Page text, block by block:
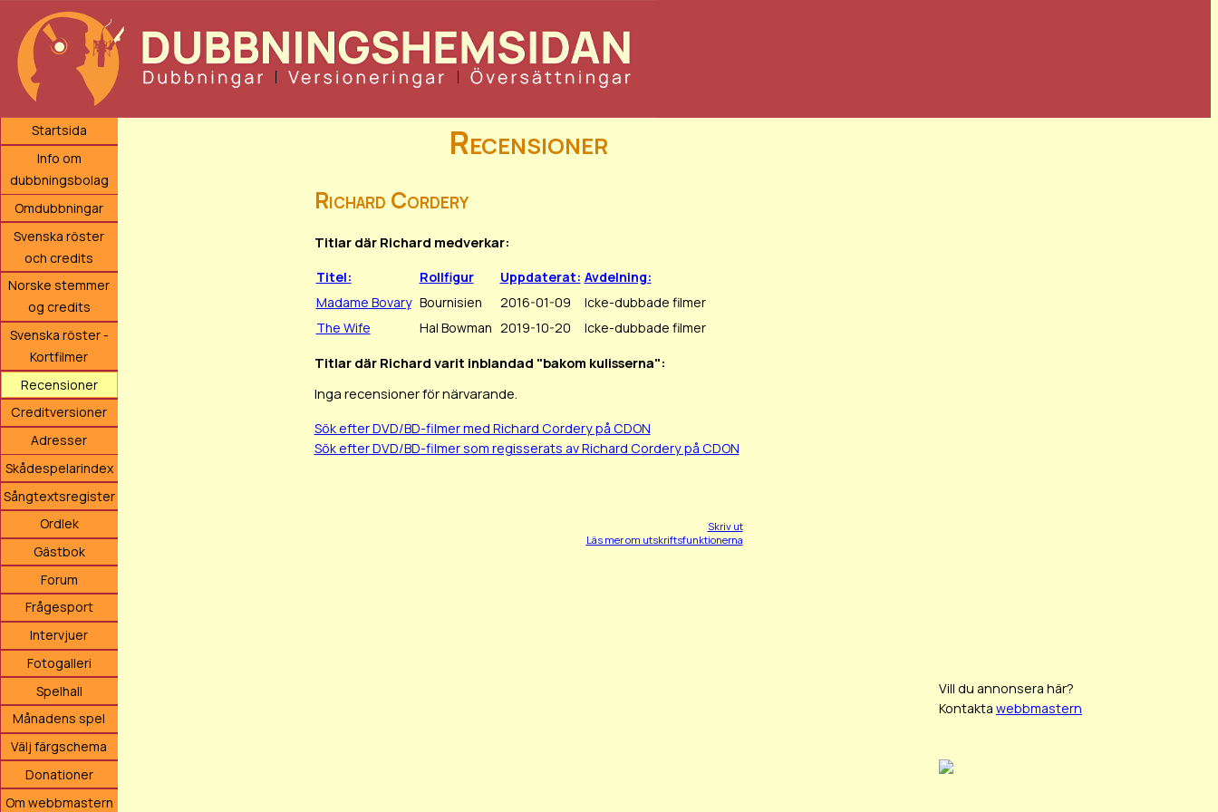
Startsida
Info om
dubbningsbolag
Omdubbningar
Svenska röster
och credits
Norske stemmer
og credits
Svenska röster -
Kortfilmer
Recensioner
Creditversioner
Adresser
Skådespelarindex
Sångtextsregister
Ordlek
Gästbok
Forum
Frågesport
Intervjuer
Fotogalleri
Spelhall
Månadens spel
Välj färgschema
Donationer
Om webbmastern
Recensioner
Richard Cordery
Titlar där Richard medverkar:
Titel: Rollfigur Uppdaterat: Avdelning:
Madame Bovary Bournisien 2016-01-09
Icke-dubbade filmer
The Wife
Hal Bowman 2019-10-20 Icke-dubbade filmer
Titlar där Richard varit inblandad "bakom kulisserna":
Inga recensioner för närvarande.
Sök efter DVD/BD-filmer med Richard Cordery på CDON
Sök efter DVD/BD-filmer som regisserats av Richard Cordery på CDON
Skriv ut
Läs mer om utskriftsfunktionerna
Vill du annonsera här?
Kontakta webbmastern